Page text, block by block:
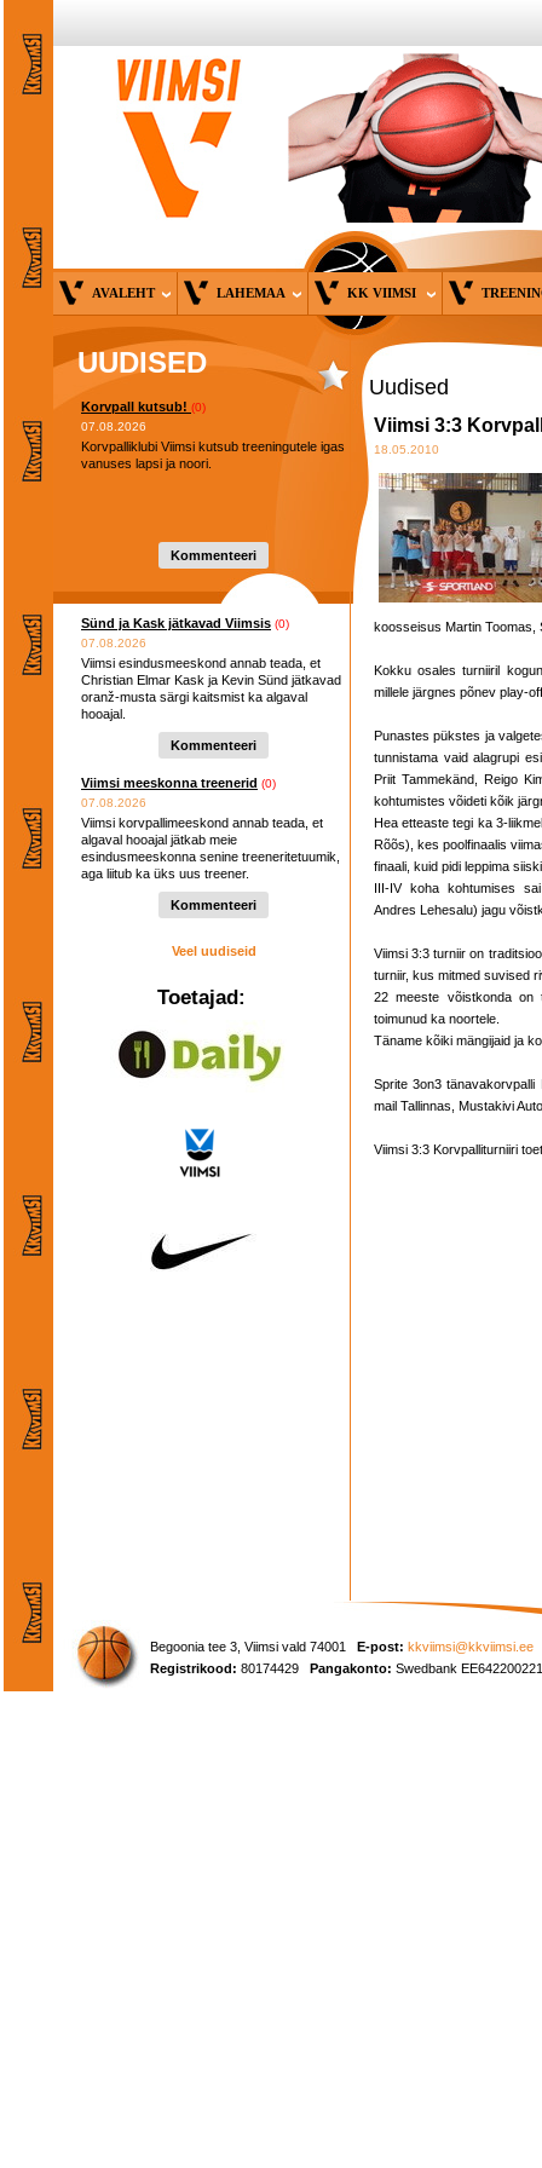
AVALEHT LAHEMAA KK VIIMSI
UUDISED
Korvpall kutsub! (0)
07.08.2026
Korvpalliklubi Viimsi kutsub treeningutele igas
vanuses lapsi ja noori.
Kommenteeri
Sünd ja Kask jätkavad Viimsis (0)
07.08.2026
Viimsi esindusmeeskond annab teada, et
Christian Elmar Kask ja Kevin Sünd jätkavad
oranž-musta särgi kaitsmist ka algaval
hooajal.
Kommenteeri
Viimsi meeskonna treenerid (0)
07.08.2026
Viimsi korvpallimeeskond annab teada, et
algaval hooajal jätkab meie
esindusmeeskonna senine treeneritetuumik,
aga liitub ka üks uus treener.
Kommenteeri
Veel uudiseid
Toetajad:
Uudised
Viimsi 3:3
18.05.2010
koosseisus Martin Toomas,
Kokku osales turniiril
millele järgnes põnev play-
Punastes pükstes ja
tunnistama vaid alagrupi
Priit Tammekänd, Reigo
kohtumistes võideti kõik
Hea etteaste tegi ka 3-
Rõõs), kes poolfinaalis
finaali, kuid pidi leppima
III-IV koha kohtumises
Andres Lehesalu) jagu
Viimsi 3:3 turniir on
turniir, kus mitmed suvised
22 meeste võistkonda on
toimunud ka noortele.
Täname kõiki mängijaid ja
Sprite 3on3
mail Tallinnas, Mustakivi
Viimsi 3:3 Korvpalliturniiri
Begoonia tee 3, Viimsi vald 74001 E-post: kkviimsi@kkviimsi.ee
Registrikood: 80174429 Pangakonto: Swedbank